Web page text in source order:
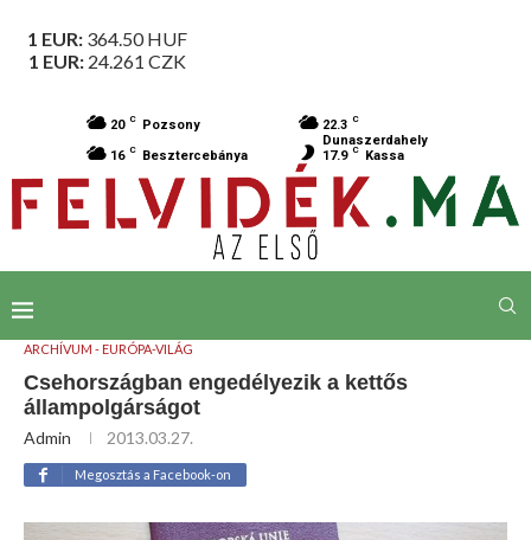
1 EUR: 364.50HUF
1 EUR: 24.261 CZK
20 C Pozsony 22.3 C
Dunaszerdahely
16 C Besztercebánya 17.9 C Kassa
ARCHÍVUM - EURÓPA-VILÁG
Csehországban engedélyezik a kettős
állampolgárságot
Admin 2013.03.27.
Megosztás a Facebook-on